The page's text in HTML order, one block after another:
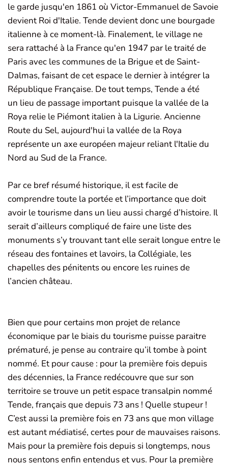
le garde jusqu'en 1861 où Victor-Emmanuel de Savoie
devient Roi d'Italie. Tende devient donc une bourgade
italienne à ce moment-là. Finalement, le village ne
sera rattaché à la France qu'en 1947 par le traité de
Paris avec les communes de la Brigue et de Saint-
Dalmas, faisant de cet espace le dernier à intégrer la
République Française. De tout temps, Tende a été
un lieu de passage important puisque la vallée de la
Roya relie le Piémont italien à la Ligurie. Ancienne
Route du Sel, aujourd'hui la vallée de la Roya
représente un axe européen majeur reliant l'Italie du
Nord au Sud de la France.
Par ce bref résumé historique, il est facile de
comprendre toute la portée et l’importance que doit
avoir le tourisme dans un lieu aussi chargé d’histoire. Il
serait d’ailleurs compliqué de faire une liste des
monuments s’y trouvant tant elle serait longue entre le
réseau des fontaines et lavoirs, la Collégiale, les
chapelles des pénitents ou encore les ruines de
l’ancien château.
Bien que pour certains mon projet de relance
économique par le biais du tourisme puisse paraitre
prématuré, je pense au contraire qu’il tombe à point
nommé. Et pour cause : pour la première fois depuis
des décennies, la France redécouvre que sur son
territoire se trouve un petit espace transalpin nommé
Tende, français que depuis 73 ans ! Quelle stupeur !
C’est aussi la première fois en 73 ans que mon village
est autant médiatisé, certes pour de mauvaises raisons.
Mais pour la première fois depuis si longtemps, nous
nous sentons enfin entendus et vus. Pour la première